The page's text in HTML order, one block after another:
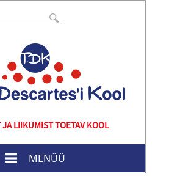
LIIKUMIST TOETAV KOOL
MENÜÜ